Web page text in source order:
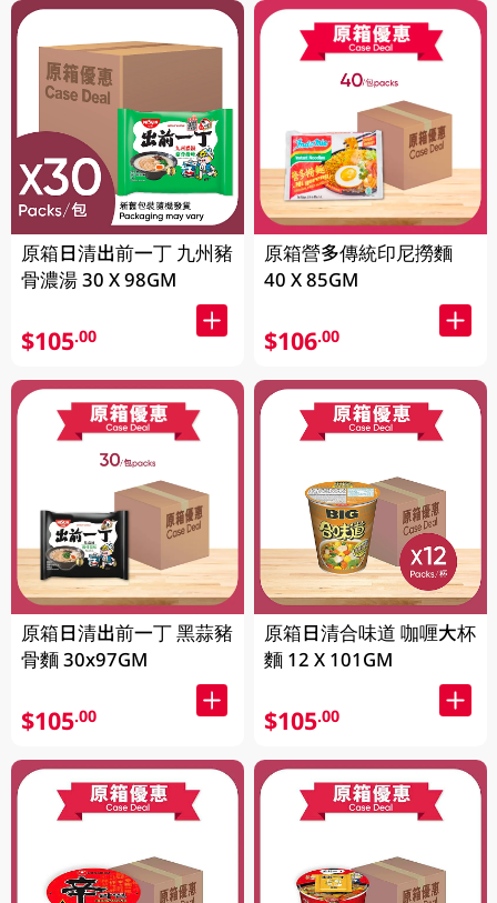
原箱日清出前一丁 九州豬
骨濃湯 30 X 98GM
$105.00
原箱日清出前一丁 黑蒜豬
骨麵 30x97GM
$105.00
原箱營多傳統印尼撈麵
40 X 85GM
$106.00
原箱日清合味道 咖喱大杯
麵 12 X 101GM
$105.00